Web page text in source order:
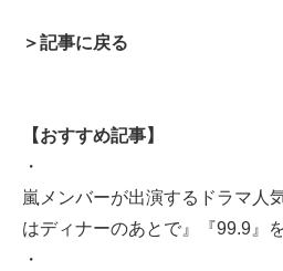
＞記事に戻る
【おすすめ記事】
・
嵐メンバーが出演するドラマ人
はディナーのあとで』『99.9』
・